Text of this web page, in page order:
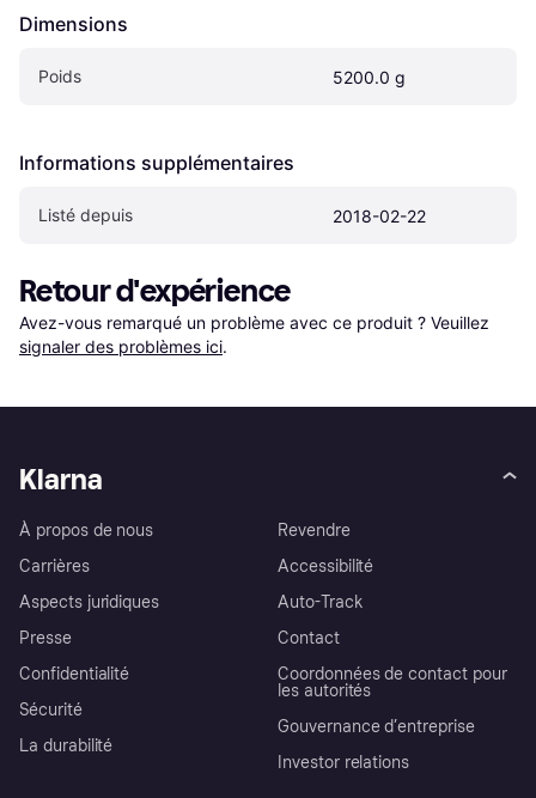
Dimensions
Poids 5200.0 g
Informations supplémentaires
Listé depuis 2018-02-22
Retour d'expérience
Avez-vous remarqué un problème avec ce produit ? Veuillez
signaler des problèmes ici.
Klarna
À propos de nous
Carrières
Aspects juridiques
Presse
Confidentialité
Sécurité
La durabilité
Revendre
Accessibilité
Auto-Track
Contact
Coordonnées de contact pour
les autorités
Gouvernance d’entreprise
Investor relations